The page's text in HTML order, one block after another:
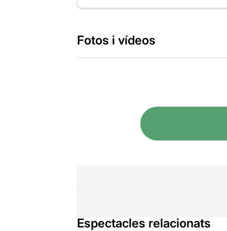
Fotos i vídeos
Espectacles relacionats